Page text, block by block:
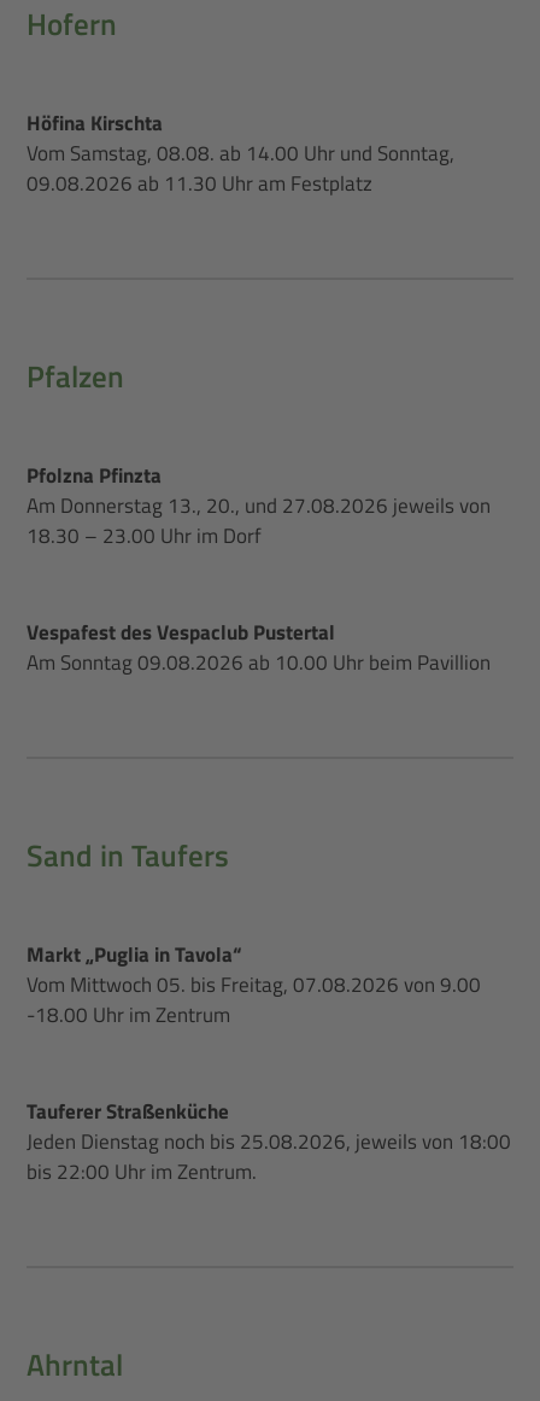
Hofern
Höfina Kirschta
Vom Samstag, 08.08. ab 14.00 Uhr und Sonntag,
09.08.2026 ab 11.30 Uhr am Festplatz
Pfalzen
Pfolzna Pfinzta
Am Donnerstag 13., 20., und 27.08.2026 jeweils von
18.30 – 23.00 Uhr im Dorf
Vespafest des Vespaclub Pustertal
Am Sonntag 09.08.2026 ab 10.00 Uhr beim Pavillion
Sand in Taufers
Markt „Puglia in Tavola“
Vom Mittwoch 05. bis Freitag, 07.08.2026 von 9.00
-18.00 Uhr im Zentrum
Tauferer Straßenküche
Jeden Dienstag noch bis 25.08.2026, jeweils von 18:00
bis 22:00 Uhr im Zentrum.
Ahrntal